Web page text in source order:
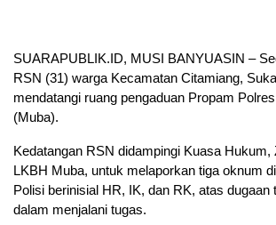
SUARAPUBLIK.ID, MUSI BANYUASIN –
RSN (31) warga Kecamatan Citamiang,
mendatangi ruang pengaduan Propam
(Muba).
Kedatangan RSN didampingi Kuasa Hukum,
LKBH Muba, untuk melaporkan tiga oknum
Polisi berinisial HR, IK, dan RK, atas dugaan
dalam menjalani tugas.